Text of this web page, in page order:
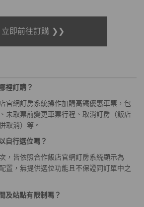
立即前往訂購
裡訂購？
官網訂房系統操作加購高鐵優惠車票，包
未取票前變更車票行程、取消訂房（飯店
取消）等。
自行選位嗎？
，皆依照合作飯店官網訂房系統顯示為
置，無提供選位功能且不保證同訂單中之
及站點有限制嗎？